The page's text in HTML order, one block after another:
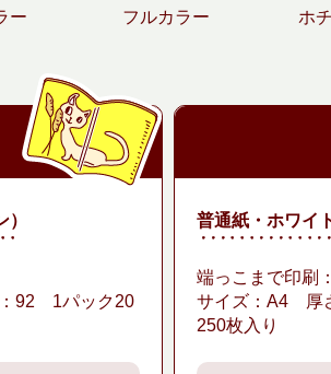
ー フルカラー ホ
92 1パック20
普通紙・ホワイ
端っこまで印刷
サイズ：A4 厚
250枚入り